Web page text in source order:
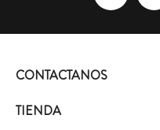
CONTACTANOS
TIENDA